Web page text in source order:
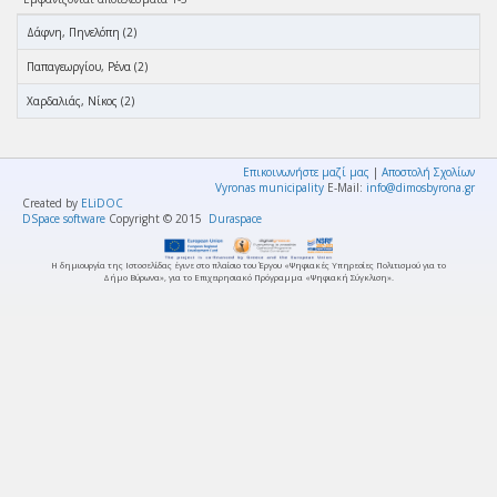
Δάφνη, Πηνελόπη (2)
Παπαγεωργίου, Ρένα (2)
Χαρδαλιάς, Νίκος (2)
Επικοινωνήστε μαζί μας | Αποστολή Σχολίων
Vyronas municipality E-Mail: info@dimosbyrona.gr
Created by ELiDOC
DSpace software Copyright © 2015 Duraspace
Η δημιουργία της Ιστοσελίδας έγινε στο πλαίσιο του Έργου «Ψηφιακές Υπηρεσίες Πολιτισμού για το
Δήμο Βύρωνα», για το Επιχειρησιακό Πρόγραμμα «Ψηφιακή Σύγκλιση».